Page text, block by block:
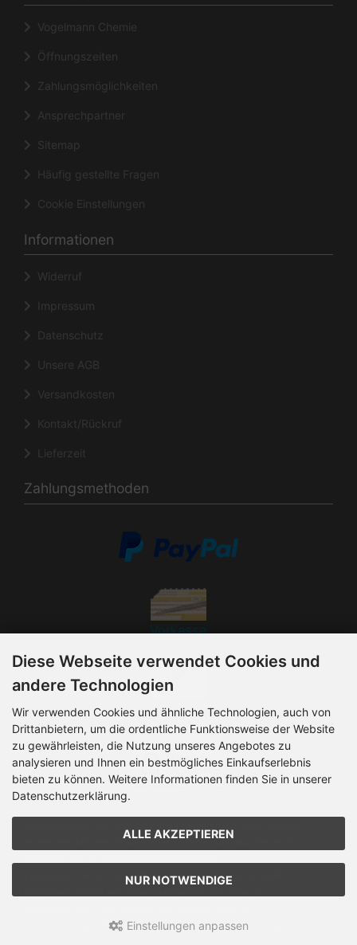
Vogelmann Chemie
Öffnungszeiten
Zahlungsmöglichkeiten
Ansprechpartner
Sitemap
Häufig gestellte Fragen
Cookie Einstellungen
Informationen
Widerruf
Impressum
Datenschutz
Unsere AGB
Versandkosten
Kontakt/Rückruf
Lieferzeit
Zahlungsmethoden
Vorkasse
Rechnung
abweichen können. Unsere Preise für Geschäftskunden sind
Zusätzlich können Versandkosten anfallen. Ab 50,00 EUR
vor einer kostenpflichtigen Bestellung, eingesehen werden.
Diese Webseite verwendet Cookies und
andere Technologien
Wir verwenden Cookies und ähnliche Technologien, auch von
Drittanbietern, um die ordentliche Funktionsweise der Website
zu gewährleisten, die Nutzung unseres Angebotes zu
analysieren und Ihnen ein bestmögliches Einkaufserlebnis
bieten zu können. Weitere Informationen finden Sie in unserer
Datenschutzerklärung.
ALLE AKZEPTIEREN
NUR NOTWENDIGE
Einstellungen anpassen